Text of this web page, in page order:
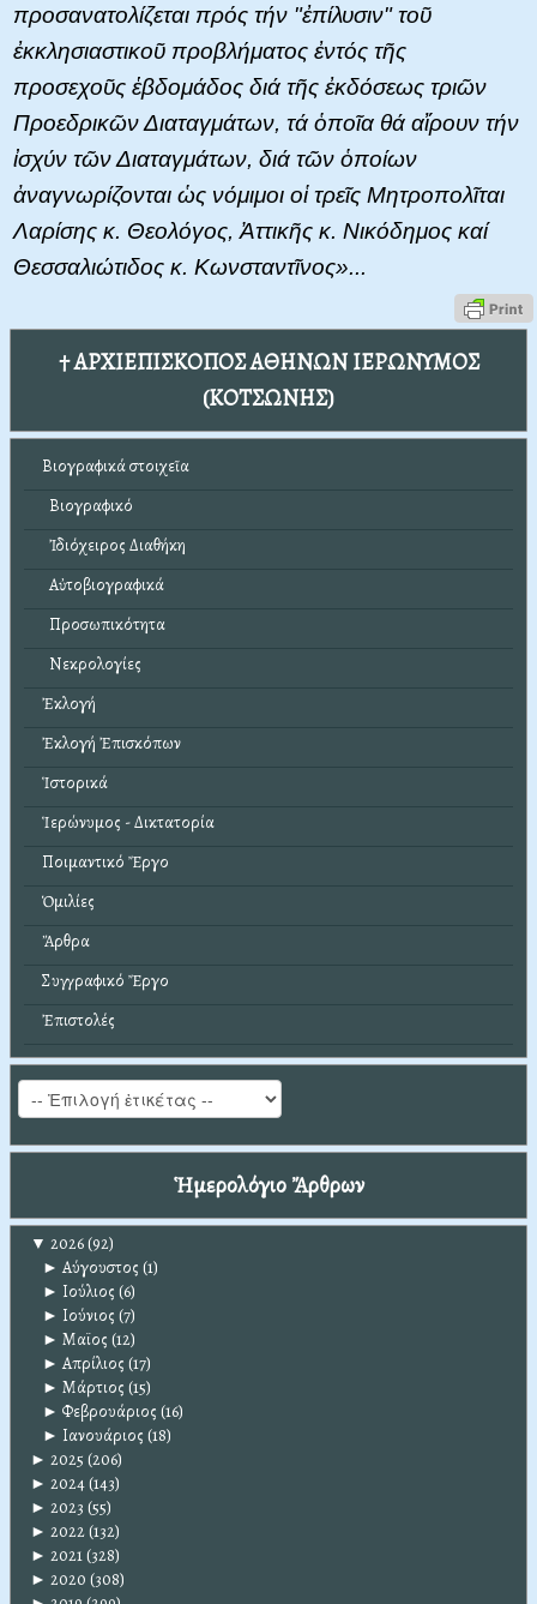
προσανατολίζεται πρός τήν "ἐπίλυσιν" τοῦ
ἐκκλησιαστικοῦ προβλήματος ἐντός τῆς
προσεχοῦς ἑβδομάδος διά τῆς ἐκδόσεως τριῶν
Προεδρικῶν Διαταγμάτων, τά ὁποῖα θά αἴρουν τήν
ἰσχύν τῶν Διαταγμάτων, διά τῶν ὁποίων
ἀναγνωρίζονται ὡς νόμιμοι οἱ τρεῖς Μητροπολῖται
Λαρίσης κ. Θεολόγος, Ἀττικῆς κ. Νικόδημος καί
Θεσσαλιώτιδος κ. Κωνσταντῖνος»...
† ΑΡΧΙΕΠΙΣΚΟΠΟΣ ΑΘΗΝΩΝ ΙΕΡΩΝΥΜΟΣ
(ΚΟΤΣΩΝΗΣ)
Βιογραφικά στοιχεῖα
Βιογραφικό
Ἰδιόχειρος Διαθήκη
Αὐτοβιογραφικά
Προσωπικότητα
Νεκρολογίες
Ἐκλογή
Ἐκλογή Ἐπισκόπων
Ἱστορικά
Ἱερώνυμος - Δικτατορία
Ποιμαντικό Ἔργο
Ὁμιλίες
Ἄρθρα
Συγγραφικό Ἔργο
Ἐπιστολές
Ἡμερολόγιο Ἄρθρων
▼ 2026(92)
► Αύγουστος (1)
► Ιούλιος (6)
► Ιούνιος (7)
► Μαϊος (12)
► Απρίλιος (17)
► Μάρτιος (15)
► Φεβρουάριος (16)
► Ιανουάριος (18)
► 2025 (206)
► 2024(143)
► 2023 (55)
► 2022(132)
► 2021(328)
► 2020 (308)